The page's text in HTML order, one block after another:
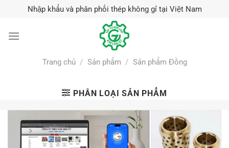
content
Nhập khẩu và phân phối thép không gỉ tại Việt Nam
Trang chủ / Sản phẩm / Sản phẩm Đồng
PHÂN LOẠI SẢN PHẨM